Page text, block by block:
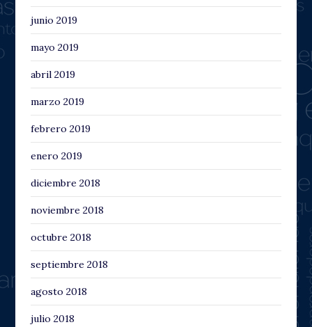
junio 2019
mayo 2019
abril 2019
marzo 2019
febrero 2019
enero 2019
diciembre 2018
noviembre 2018
octubre 2018
septiembre 2018
agosto 2018
julio 2018